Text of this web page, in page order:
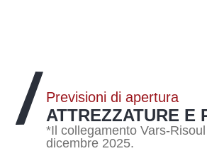
Previsioni di apertura
ATTREZZATURE E
*Il collegamento Vars-
dicembre 2025.